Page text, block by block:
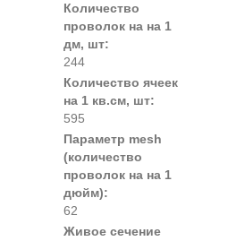
Количество
проволок на на 1
дм, шт:
244
Количество ячеек
на 1 кв.см, шт:
595
Параметр mesh
(количество
проволок на на 1
дюйм):
62
Живое сечение